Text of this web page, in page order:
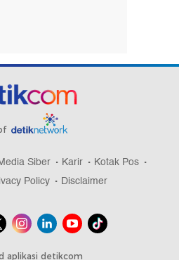
Siber Karir
Kotak Pos
Policy Disclaimer
aplikasi detikcom